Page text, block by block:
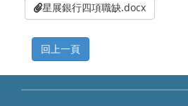
星展銀行四項職缺.docx